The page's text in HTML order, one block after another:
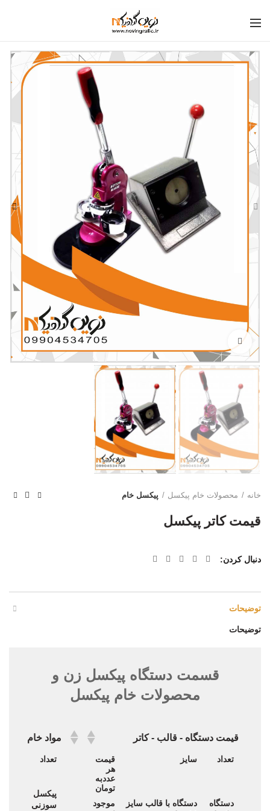
خانه محصولات خام پیکسل پیکسل خام
قیمت کاتر پیکسل
دنبال کردن
توضیحات
توضیحات
قسمت دستگاه پیکسل زن و
محصولات خام پیکسل
قیمت دستگاه - قالب - کاتر
مواد خام
قیمت دستگاه - قالب - کاتر
مواد خام تعداد سایز
قیمت
هر
عددبه
تومان
دستگاه
دستگاه با قالب سایز
موجود
تعداد
پیکسل
سوزنی